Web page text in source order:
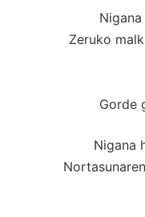
Zeruko
Gorde
Nigana